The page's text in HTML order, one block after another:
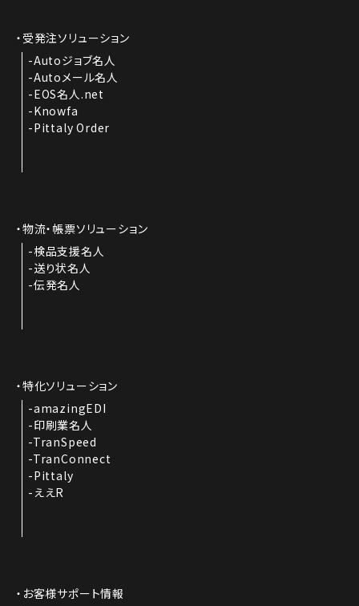
受発注ソリューション
Autoジョブ名人
Autoメール名人
EOS名人.net
Knowfa
Pittaly Order
物流・帳票ソリューション
検品支援名人
送り状名人
伝発名人
特化ソリューション
amazingEDI
印刷業名人
TranSpeed
TranConnect
Pittaly
ええR
お客様サポート情報